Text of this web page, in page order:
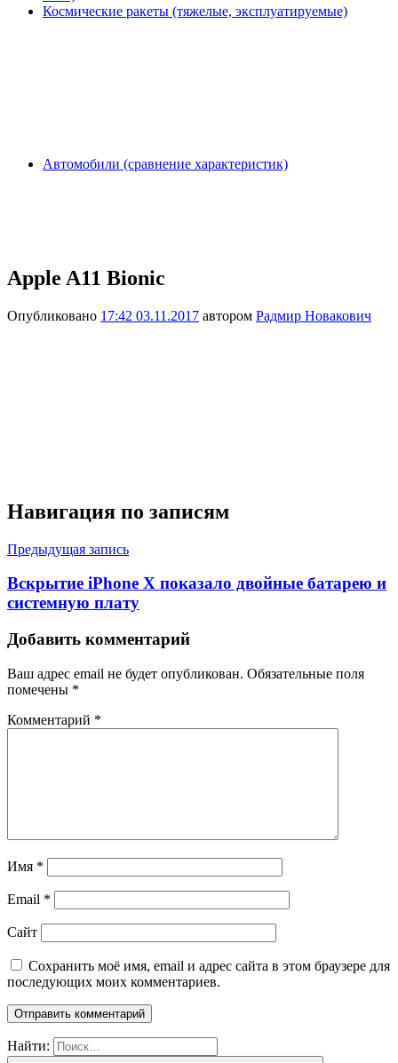
Космические ракеты (тяжелые, эксплуатируемые)
Автомобили (сравнение характеристик)
Apple A11 Bionic
Опубликовано 17:42 03.11.2017 автором Радмир Новакович
Навигация по записям
Предыдущая запись
Вскрытие iPhone X показало двойные батарею и
системную плату
Добавить комментарий
Ваш адрес email не будет опубликован. Обязательные поля
помечены *
Комментарий *
Имя *
Email *
Сайт
Сохранить моё имя, email и адрес сайта в этом браузере для
последующих моих комментариев.
Найти: